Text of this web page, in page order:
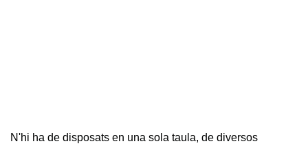
N'hi ha de disposats en una sola taula, de diversos